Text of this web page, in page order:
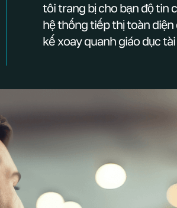
tôi trang bị cho bạn độ tin
hệ thống tiếp thị toàn
kế xoay quanh giáo dục